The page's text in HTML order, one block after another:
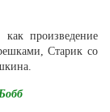
произведение
Старик со